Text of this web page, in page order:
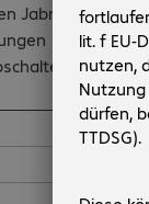
Jabra Headsets
am Kabel